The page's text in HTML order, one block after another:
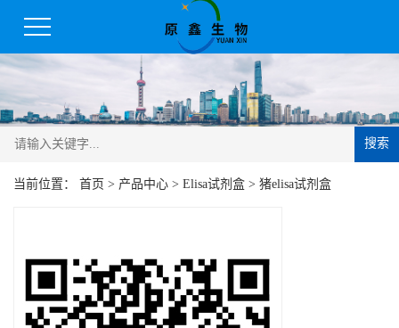
搜索
当前位置： 首页 > 产品中心 > Elisa试剂盒 > 猪elisa试剂盒